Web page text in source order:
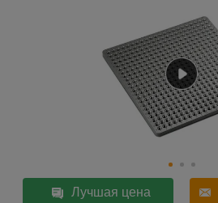
Лучшая цена